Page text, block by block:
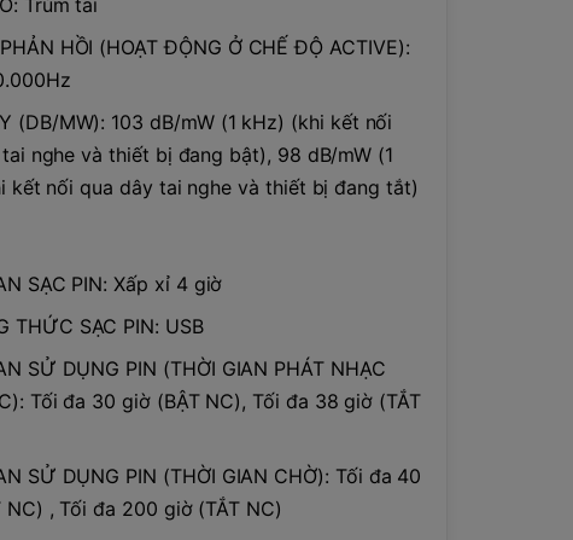
Trùm tai
HỒI (HOẠT ĐỘNG Ở CHẾ ĐỘ ACTIVE):
(DB/MW): 103 dB/mW (1 kHz) (khi kết nối
nghe và thiết bị đang bật), 98 dB/mW (1
kết nối qua dây tai nghe và thiết bị đang tắt)
SẠC PIN: Xấp xỉ 4 giờ
THỨC SẠC PIN: USB
SỬ DỤNG PIN (THỜI GIAN PHÁT NHẠC
Tối đa 30 giờ (BẬT NC), Tối đa 38 giờ (TẮT
SỬ DỤNG PIN (THỜI GIAN CHỜ): Tối đa 40
NC) , Tối đa 200 giờ (TẮT NC)